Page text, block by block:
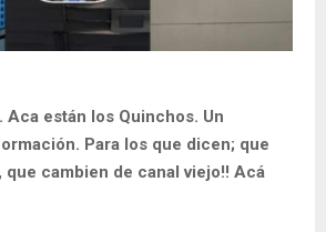
Aca están los Quinchos. Un
Para los que dicen; que
que cambien de canal viejo!! Acá